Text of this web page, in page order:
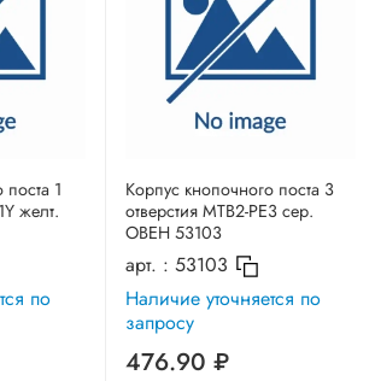
1
желт.
по
Корпус кнопочного поста 3
отверстия MTB2-PE3 сер.
ОВЕН 53103
арт. : 53103
Наличие уточняется по
запросу
476.90 ₽